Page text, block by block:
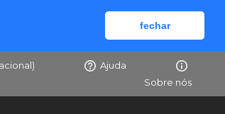
fechar
Ajuda
Sobre nós